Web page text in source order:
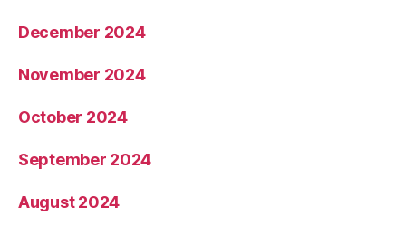
December 2024
November 2024
October 2024
September 2024
August 2024